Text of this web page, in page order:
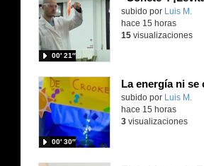
Contenido educativo.
subido por Luis M.
00′ 21″
hace 15 horas
15visualizaciones
Contenido educativo.
subido por Luis M.
00′ 30″
hace 15 horas
3visualizaciones